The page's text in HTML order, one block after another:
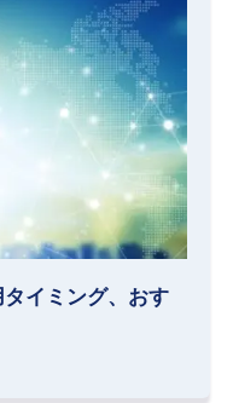
イミング、おす